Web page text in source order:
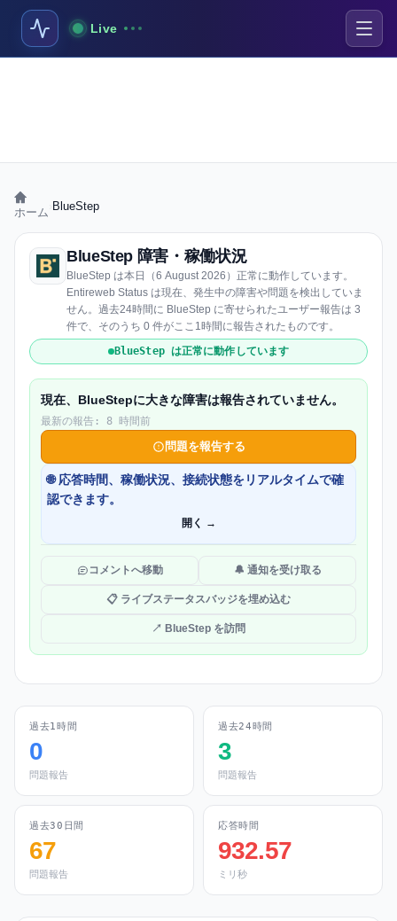
Live
ホーム BlueStep
BlueStep 障害・稼働状況
BlueStep は本日（6 August 2026）正常に動作しています。
Entireweb Status は現在、発生中の障害や問題を検出していま
せん。過去24時間に BlueStep に寄せられたユーザー報告は 3
件で、そのうち 0 件がここ1時間に報告されたものです。
BlueStep は正常に動作しています
現在、BlueStepに大きな障害は報告されていません。
最新の報告: 8 時間前
問題を報告する
🌐 応答時間、稼働状況、接続状態をリアルタイムで確
認できます。
開く →
コメントへ移動 🔔 通知を受け取る
📋 ライブステータスバッジを埋め込む
↗ BlueStep を訪問
過去1時間
0
問題報告
過去24時間
3
問題報告
過去30日間
67
問題報告
応答時間
932.57
ミリ秒